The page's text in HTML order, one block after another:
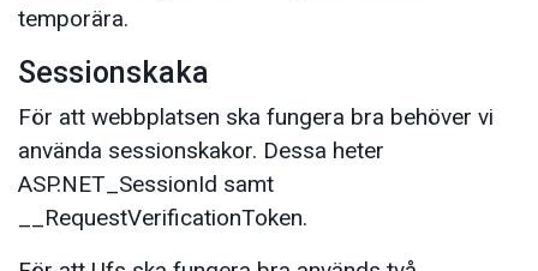
temporära.
Sessionskaka
För att webbplatsen ska fungera bra behöver vi
använda sessionskakor. Dessa heter
ASP.NET_SessionId samt
__RequestVerificationToken.